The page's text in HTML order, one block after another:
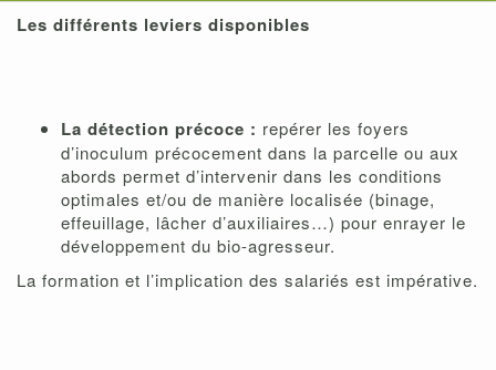
Les différents leviers disponibles
La détection précoce : repérer les foyers
d’inoculum précocement dans la parcelle ou aux
abords permet d’intervenir dans les conditions
optimales et/ou de manière localisée (binage,
effeuillage, lâcher d’auxiliaires…) pour enrayer le
développement du bio-agresseur.
La formation et l’implication des salariés est impérative.